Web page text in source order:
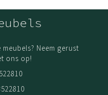
Neem gerust
ons op!